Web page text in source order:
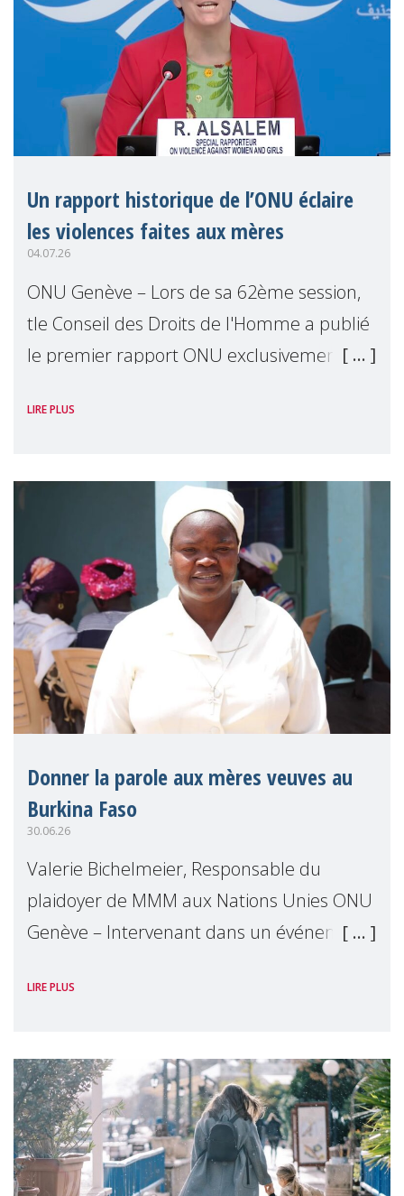
Un rapport historique de l’ONU éclaire
les violences faites aux mères
04.07.26
ONU Genève – Lors de sa 62ème session,
tle Conseil des Droits de l'Homme a publié
le premier rapport ONU exclusivement
de droits. Présenté par Reem Alsalem, the
LIRE PLUS
Donner la parole aux mères veuves au
Burkina Faso
30.06.26
Valerie Bichelmeier, Responsable du
plaidoyer de MMM aux Nations Unies ONU
Genève – Intervenant dans un événement
en marge de la
LIRE PLUS